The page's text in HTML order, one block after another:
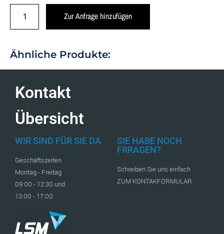
Zur Anfrage hinzufügen
Ähnliche Produkte:
Kontakt
Übersicht
WIR SIND FÜR SIE DA
Geschäftszeiten
Montag - Freitag
09:00 - 12:30 und
13:00 - 17:00
SIE HABE NOCH
FRRAGEN?
Schreiben Sie uns einfach
ZUM KONTAKFORMULAR